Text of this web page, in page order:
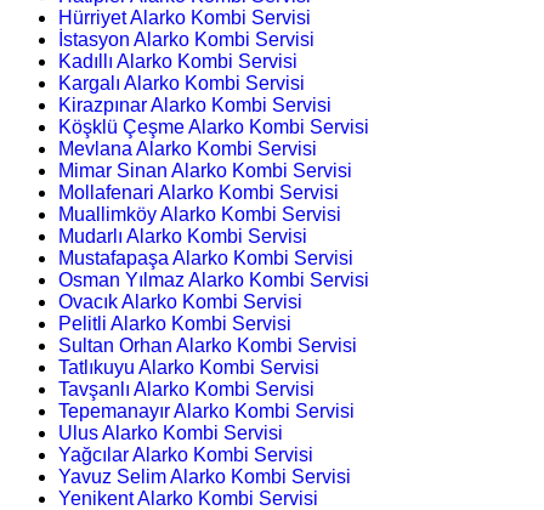
Hürriyet Alarko Kombi Servisi
İstasyon Alarko Kombi Servisi
Kadıllı Alarko Kombi Servisi
Kargalı Alarko Kombi Servisi
Kirazpınar Alarko Kombi Servisi
Köşklü Çeşme Alarko Kombi Servisi
Mevlana Alarko Kombi Servisi
Mimar Sinan Alarko Kombi Servisi
Mollafenari Alarko Kombi Servisi
Muallimköy Alarko Kombi Servisi
Mudarlı Alarko Kombi Servisi
Mustafapaşa Alarko Kombi Servisi
Osman Yılmaz Alarko Kombi Servisi
Ovacık Alarko Kombi Servisi
Pelitli Alarko Kombi Servisi
Sultan Orhan Alarko Kombi Servisi
Tatlıkuyu Alarko Kombi Servisi
Tavşanlı Alarko Kombi Servisi
Tepemanayır Alarko Kombi Servisi
Ulus Alarko Kombi Servisi
Yağcılar Alarko Kombi Servisi
Yavuz Selim Alarko Kombi Servisi
Yenikent Alarko Kombi Servisi